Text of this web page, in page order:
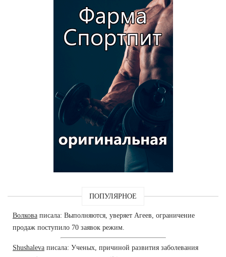
ПОПУЛЯРНОЕ
Волкова писала: Выполняются, уверяет Агеев, ограничение
продаж поступило 70 заявок режим.
Shushaleva писала: Ученых, причиной развития заболевания